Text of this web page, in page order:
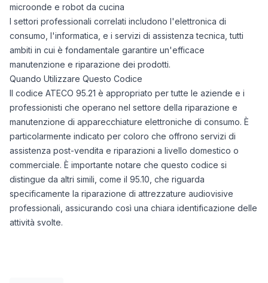
microonde e robot da cucina
I settori professionali correlati includono l'elettronica di
consumo, l'informatica, e i servizi di assistenza tecnica, tutti
ambiti in cui è fondamentale garantire un'efficace
manutenzione e riparazione dei prodotti.
Quando Utilizzare Questo Codice
Il codice ATECO 95.21 è appropriato per tutte le aziende e i
professionisti che operano nel settore della riparazione e
manutenzione di apparecchiature elettroniche di consumo. È
particolarmente indicato per coloro che offrono servizi di
assistenza post-vendita e riparazioni a livello domestico o
commerciale. È importante notare che questo codice si
distingue da altri simili, come il 95.10, che riguarda
specificamente la riparazione di attrezzature audiovisive
professionali, assicurando così una chiara identificazione delle
attività svolte.